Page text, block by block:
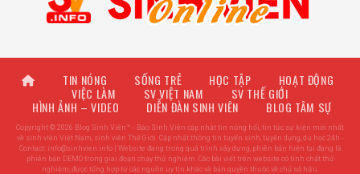
TIN NÓNG SỐNG TRẺ HỌC TẬP
HOẠT ĐỘNG
VIỆC LÀM
SV VIỆT NAM
SV THẾ GIỚI
HÌNH ẢNH – VIDEO
DIỄN ĐÀN SINH VIÊN BLOG TÂM SỰ
Copyright © 2026 Blog Sinh Viên™ - Báo Sinh Viên cập nhật tin nóng hổi, tin tức sự kiện mới nhất
về sinh viên Việt Nam, sinh viên Thế Giới. Cập nhật thông tin tuyển sinh, tuyển dụng, du học 24h -
Contact: info@sinhvien.info| Website đang trong quá trình xây dựng, phiên bản hiện tại đang là
phiên bản DEMO trong giai đoạn chạy thử nghiệm. Các bài viết trên website có tính chất thử
nghiệm, được tổng hợp từ các nguồn uy tín khác và bản quyền thuộc về chủ sở hữu.